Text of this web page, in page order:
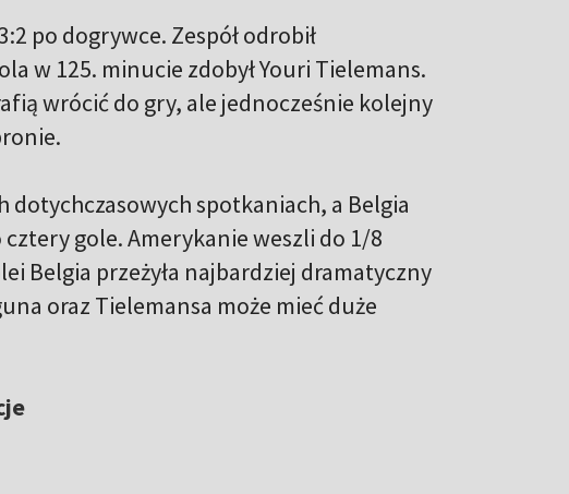
po dogrywce. Zespół odrobił
w 125. minucie zdobył Youri Tielemans.
wrócić do gry, ale jednocześnie kolejny
dotychczasowych spotkaniach, a Belgia
gole. Amerykanie weszli do 1/8
Belgia przeżyła najbardziej dramatyczny
oraz Tielemansa może mieć duże